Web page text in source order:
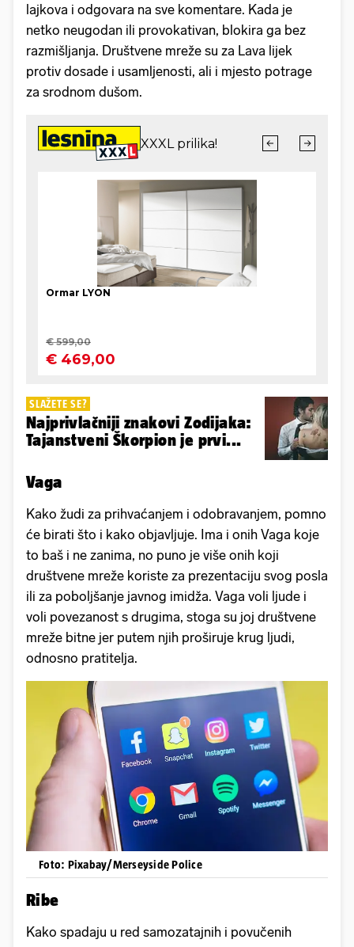
lajkova i odgovara na sve komentare. Kada je
netko neugodan ili provokativan, blokira ga bez
razmišljanja. Društvene mreže su za Lava lijek
protiv dosade i usamljenosti, ali i mjesto potrage
za srodnom dušom.
SLAŽETE SE?
Najprivlačniji znakovi Zodijaka:
Tajanstveni Škorpion je prvi...
Vaga
Kako žudi za prihvaćanjem i odobravanjem, pomno
će birati što i kako objavljuje. Ima i onih Vaga koje
to baš i ne zanima, no puno je više onih koji
društvene mreže koriste za prezentaciju svog posla
ili za poboljšanje javnog imidža. Vaga voli ljude i
voli povezanost s drugima, stoga su joj društvene
mreže bitne jer putem njih proširuje krug ljudi,
odnosno pratitelja.
Foto: Pixabay/Merseyside Police
Ribe
Kako spadaju u red samozatajnih i povučenih